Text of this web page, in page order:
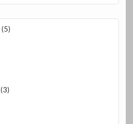
(5)
(3)